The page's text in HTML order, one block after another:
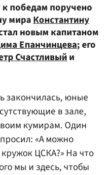
победам поручено
мираКонстантину
новым капитаном
Епанчинцева; его
Счастливыйи
закончилась, юные
в зале,
кумирам. Один
«А можно
ЦСКА?» На что
мы и здесь, чтобы